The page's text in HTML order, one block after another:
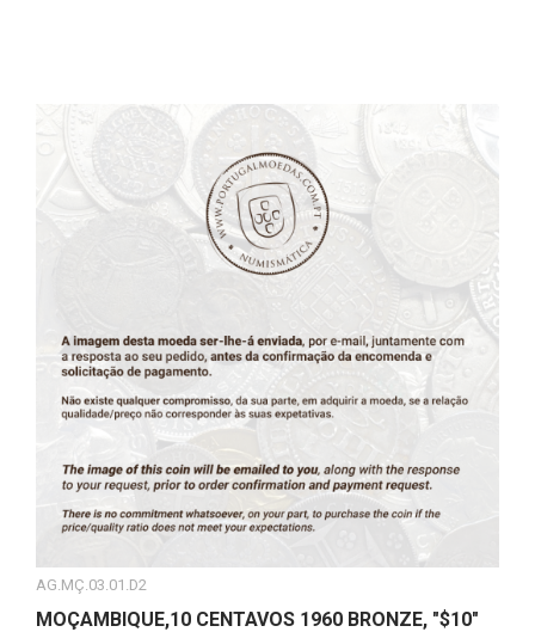
AG.MÇ.03.01.D2
MOÇAMBIQUE,10 CENTAVOS 1960 BRONZE, "$10"